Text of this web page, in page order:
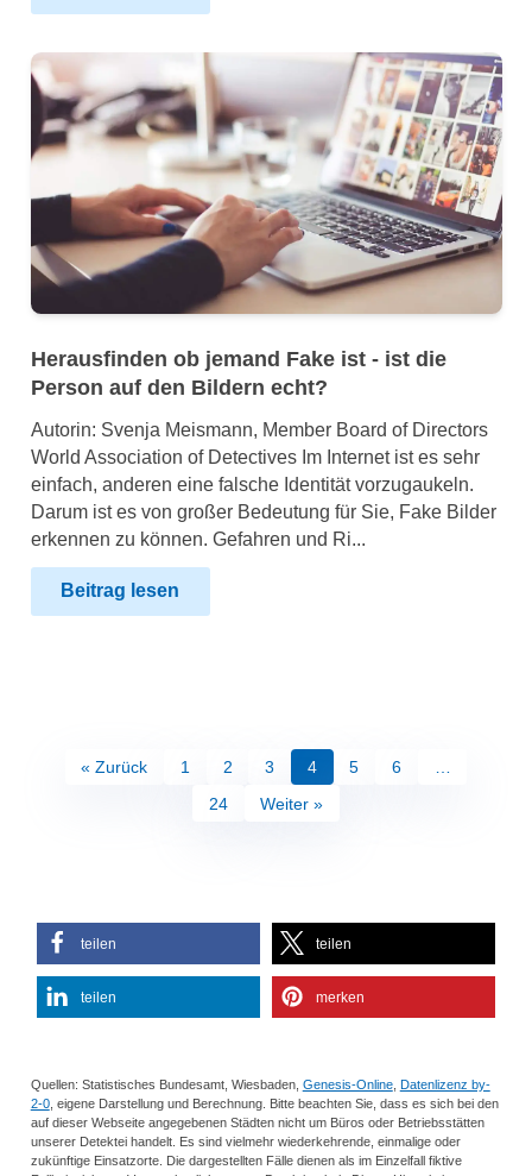
Herausfinden ob jemand Fake ist - ist die
Person auf den Bildern echt?
Autorin: Svenja Meismann, Member Board of Directors
World Association of Detectives Im Internet ist es sehr
einfach, anderen eine falsche Identität vorzugaukeln.
Darum ist es von großer Bedeutung für Sie, Fake Bilder
erkennen zu können. Gefahren und Ri...
Beitrag lesen
« Zurück 1 2 3 4 5 6
24
Weiter »
teilen teilen
teilen merken
Quellen: Statistisches Bundesamt, Wiesbaden, Genesis-Online,
Datenlizenz by-
2-0, eigene Darstellung und Berechnung. Bitte beachten Sie, dass es sich bei den
auf dieser Webseite angegebenen Städten nicht um Büros oder Betriebsstätten
unserer Detektei handelt. Es sind vielmehr wiederkehrende, einmalige oder
zukünftige Einsatzorte. Die dargestellten Fälle dienen als im Einzelfall fiktive